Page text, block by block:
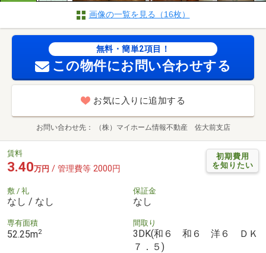
画像の一覧を見る（16枚）
無料・簡単2項目！
この物件にお問い合わせする
お気に入りに追加する
お問い合わせ先 （株）マイホーム情報不動産 佐大前支店
初期費用
を知りたい
賃料
3.40万円 / 管理費等 2000円
敷 / 礼
なし / なし
保証金
なし
専有面積
52.25m2
間取り
3DK(和６ 和６ 洋６ ＤＫ
７．５)